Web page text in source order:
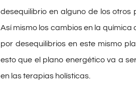
desequilibrio en alguno de los otros
Así mismo los cambios en la
por desequilibrios en este mismo
esto que el plano energético va a
en las terapias holísticas.